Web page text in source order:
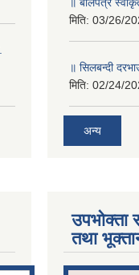
मिति: 03/26/
॥ सिलबन्दी
मिति: 02/24/
अन्य
उपभोक्ता
तथा